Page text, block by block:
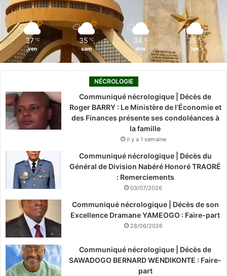
k
n
37 ℃
ven
35 ℃
sam
34 ℃
dim
35 ℃
lun
NÉCROLOGIE
Communiqué nécrologique | Décès de
Roger BARRY : Le Ministère de l’Économie et
des Finances présente ses condoléances à
la famille
il y a 1 semaine
Communiqué nécrologique | Décès du
Général de Division Nabéré Honoré TRAORÉ
: Remerciements
03/07/2026
Communiqué nécrologique | Décès de son
Excellence Dramane YAMEOGO : Faire-part
28/06/2026
Communiqué nécrologique | Décès de
SAWADOGO BERNARD WENDIKONTE : Faire-
part